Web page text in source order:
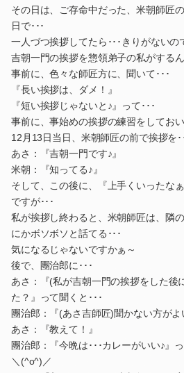
その日は、ご存命中だった、米朝師匠
日で･･･
一人づつ挨拶してたら･･･きりがないの
吉朝一門の挨拶を惣領弟子の私がするん
事前に、色々な師匠方に、聞いて･･･
『長い挨拶は、ダメ！』
『短い挨拶じゃないと♪』って･･･
事前に、事始めの挨拶の練習をしておい
12月13日当日、米朝師匠の前で挨拶を･
あさ：『吉朝一門です♪』
米朝：『知ってる♪』
そして、この後に、『上手くいったな
ですが･･･
私が挨拶し終わると、米朝師匠は、隣
にかボソボソと話てる･･･
気になるじゃないですかぁ～
後で、團治郎に･･･
あさ：『(私が吉朝一門の挨拶をした後
た？』って聞くと･･･
團治郎：『(あさ吉師匠)聞かない方がよ
あさ：『教えて！』
團治郎：『今晩は･･･カレーがいい♪』っ
＼(^o^)／